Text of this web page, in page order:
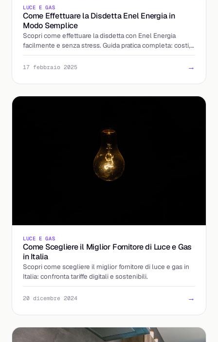
LUCE E GAS
Come Effettuare la Disdetta Enel Energia in
Modo Semplice
Scopri come effettuare la disdetta con Enel Energia
facilmente e senza stress. Guida pratica completa: costi,
tempistiche e procedura.
17 febbraio 2025 →
LUCE E GAS
Come Scegliere il Miglior Fornitore di Luce e Gas
in Italia
Scopri come scegliere il miglior fornitore di luce e gas in
Italia: confronta tariffe digitali e sostenibili.
20 dicembre 2024 →